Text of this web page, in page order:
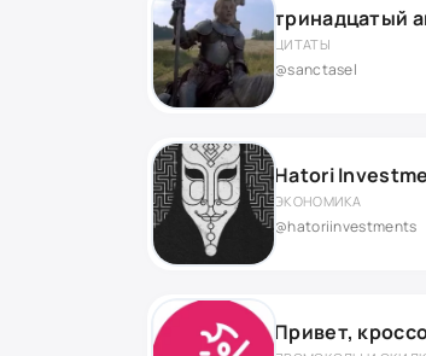
тринадцатый
ЦИТАТЫ
@sanctasel
Hatori
ЭКОНОМИКА
@hatoriinvestments
Привет,